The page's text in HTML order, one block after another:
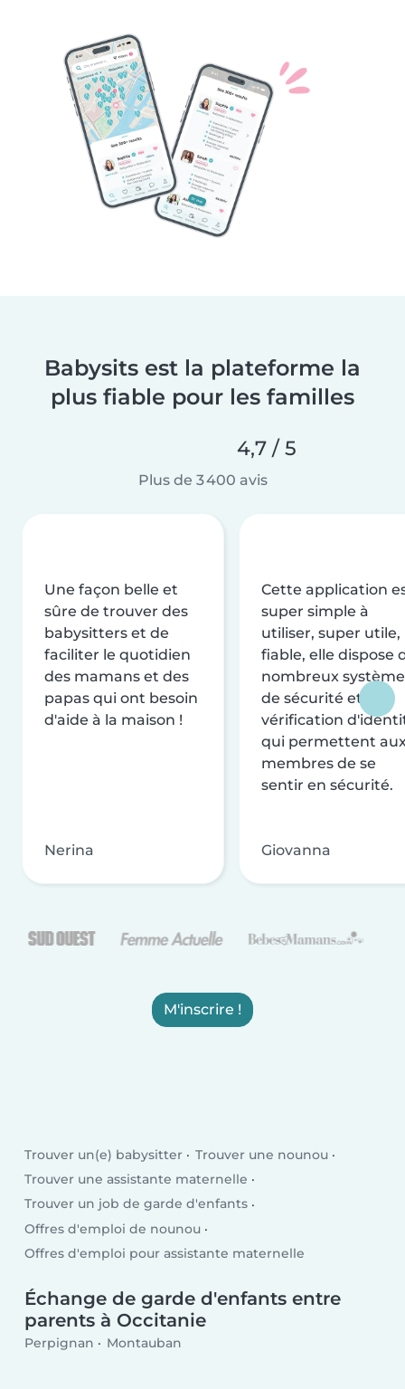
Babysits est la plateforme la
plus fiable pour les familles
4,7 / 5
Plus de 3 400 avis
Une façon belle et
sûre de trouver des
babysitters et de
faciliter le quotidien
des mamans et des
papas qui ont besoin
d'aide à la maison !
Nerina
Cette application
super simple à
utiliser, super utile,
fiable, elle dispose
nombreux
de sécurité et de
vérification
qui permettent
membres de se
sentir en sécurité.
Giovanna
M'inscrire !
Trouver un(e) babysitter
Trouver une nounou
Trouver une assistante maternelle
Trouver un job de garde d'enfants
Offres d'emploi de nounou
Offres d'emploi pour assistante maternelle
Échange de garde d'enfants entre
parents à Occitanie
Perpignan Montauban